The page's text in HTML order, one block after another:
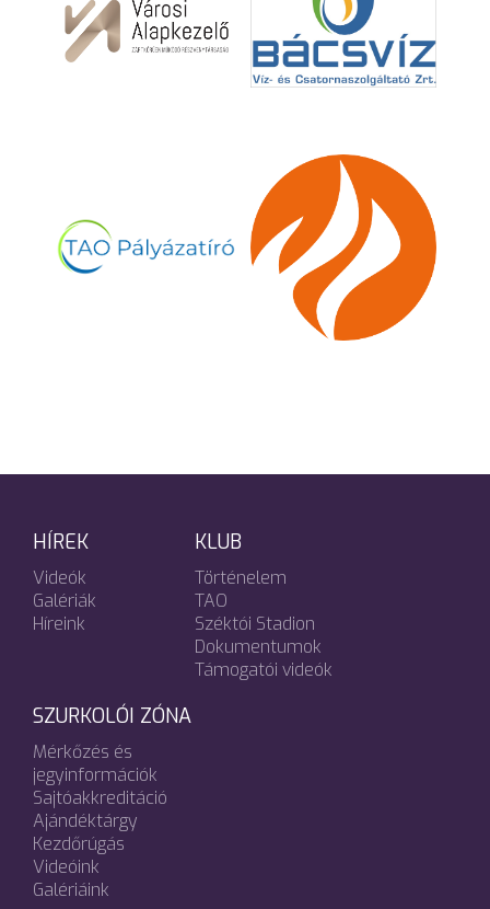
HÍREK
Videók
Galériák
Híreink
KLUB
Történelem
TAO
Széktói Stadion
Dokumentumok
Támogatói videók
SZURKOLÓI ZÓNA
Mérkőzés és
jegyinformációk
Sajtóakkreditáció
Ajándéktárgy
Kezdőrúgás
Videóink
Galériáink